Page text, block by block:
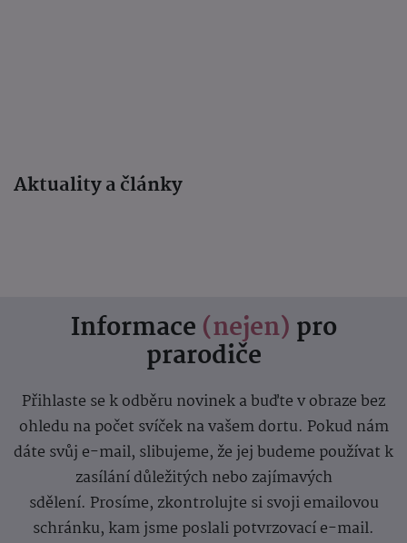
Aktuality a články
Informace (nejen) pro
prarodiče
Přihlaste se k odběru novinek a buďte v obraze bez
ohledu na počet svíček na vašem dortu. Pokud nám
dáte svůj e-mail, slibujeme, že jej budeme používat k
zasílání důležitých nebo zajímavých
sdělení. Prosíme, zkontrolujte si svoji emailovou
schránku, kam jsme poslali potvrzovací e-mail.